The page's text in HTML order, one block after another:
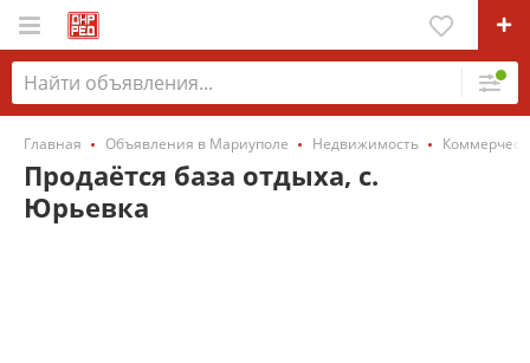
Главная Объявления в Мариуполе Недвижимость
Продаётся база отдыха, с.
Юрьевка